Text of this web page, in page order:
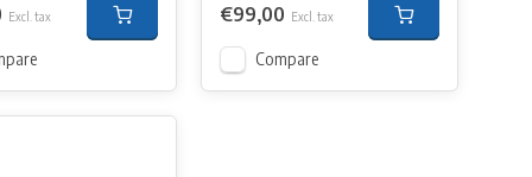
Excl. tax €99,00 Excl. tax
Compare